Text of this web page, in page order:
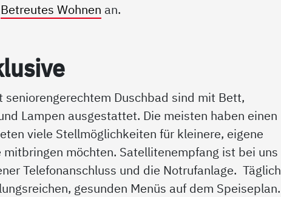
Betreutes Wohnen an.
Duschbad sind mit Bett,
Lampen ausgestattet. Die meisten haben einen
viele Stellmöglichkeiten für kleinere, eigene
möchten. Satellitenempfang ist bei uns
Telefonanschluss und die Notrufanlage. Täglich
gesunden Menüs auf dem Speiseplan.